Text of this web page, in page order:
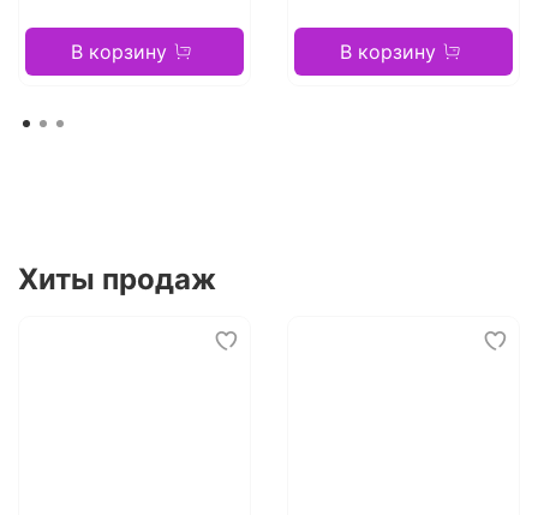
В корзину В корзину
Хиты продаж